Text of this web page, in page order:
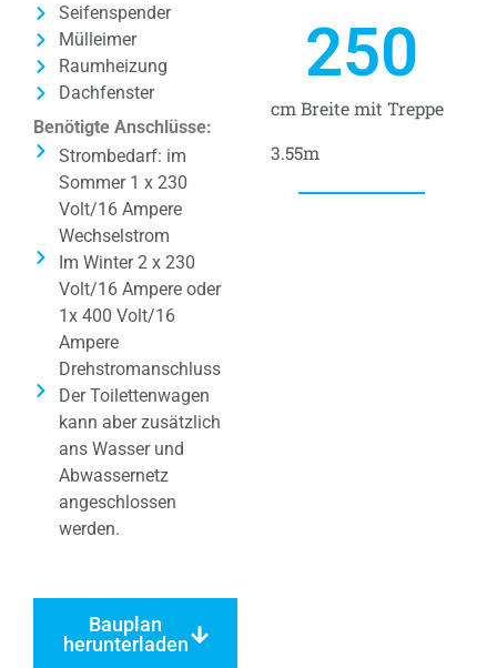
Seifenspender
Mülleimer
Raumheizung
Dachfenster
Benötigte Anschlüsse:
Strombedarf: im
Sommer 1 x 230
Volt/16 Ampere
Wechselstrom
Im Winter 2 x 230
Volt/16 Ampere oder
1x 400 Volt/16
Ampere
Drehstromanschluss
Der Toilettenwagen
kann aber zusätzlich
ans Wasser und
Abwassernetz
angeschlossen
werden.
Bauplan
herunterladen
cm Breite mit Treppe
3.55m
250